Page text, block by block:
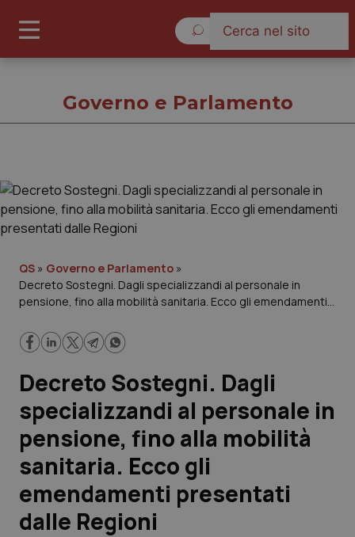
Cronache
Governo e Parlamento
Regioni e Asl
Lavoro e Professioni
Scienza e Farmaci
Studi e Analisi
Lettere al direttore
Edizioni Regionali
Governo e Parlamento
QS » Governo e Parlamento »
Decreto Sostegni. Dagli specializzandi al personale in
pensione, fino alla mobilità sanitaria. Ecco gli emendamenti
Decreto Sostegni. Dagli
specializzandi al personale in
pensione, fino alla mobilità
sanitaria. Ecco gli
emendamenti presentati
dalle Regioni